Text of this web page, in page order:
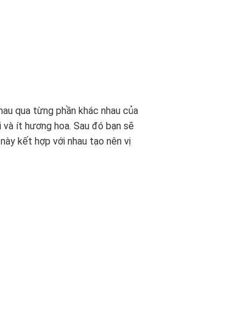
qua từng phần khác nhau của
ít hương hoa. Sau đó bạn sẽ
kết hợp với nhau tạo nên vị